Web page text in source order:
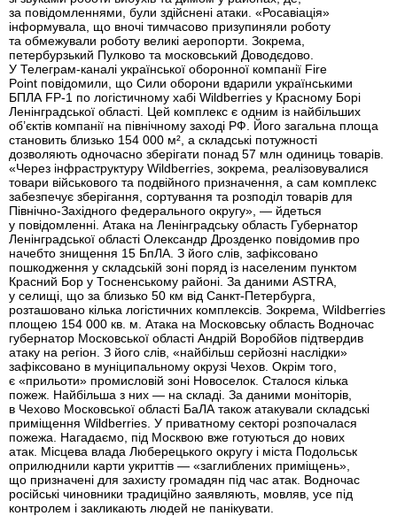
за повідомленнями, були здійснені атаки. «Росавіація»
інформувала, що вночі тимчасово призупиняли роботу
та обмежували роботу великі аеропорти. Зокрема,
петербурзький Пулково та московський Доводєдово.
У Телеграм-каналі української оборонної компанії Fire
Point повідомили, що Сили оборони вдарили українськими
БПЛА FP-1 по логістичному хабі Wildberries у Красному Борі
Ленінградської області. Цей комплекс є одним із найбільших
об’єктів компанії на північному заході РФ. Його загальна площа
становить близько 154 000 м², а складські потужності
дозволяють одночасно зберігати понад 57 млн одиниць товарів.
«Через інфраструктуру Wildberries, зокрема, реалізовувалися
товари військового та подвійного призначення, а сам комплекс
забезпечує зберігання, сортування та розподіл товарів для
Північно-Західного федерального округу», — йдеться
у повідомленні. Атака на Ленінградську область Губернатор
Ленінградської області Олександр Дрозденко повідомив про
начебто знищення 15 БпЛА. З його слів, зафіксовано
пошкодження у складській зоні поряд із населеним пунктом
Красний Бор у Тосненському районі. За даними ASTRA,
у селищі, що за близько 50 км від Санкт-Петербурга,
розташовано кілька логістичних комплексів. Зокрема, Wildberries
площею 154 000 кв. м. Атака на Московську область Водночас
губернатор Московської області Андрій Воробйов підтвердив
атаку на регіон. З його слів, «найбільш серйозні наслідки»
зафіксовано в муніципальному окрузі Чехов. Окрім того,
є «прильоти» промисловій зоні Новоселок. Сталося кілька
пожеж. Найбільша з них — на складі. За даними моніторів,
в Чехово Московської області БаЛА також атакували складські
приміщення Wildberries. У приватному секторі розпочалася
пожежа. Нагадаємо, під Москвою вже готуються до нових
атак. Місцева влада Люберецького округу і міста Подольськ
оприлюднили карти укриттів — «заглиблених приміщень»,
що призначені для захисту громадян під час атак. Водночас
російські чиновники традиційно заявляють, мовляв, усе під
контролем і закликають людей не панікувати.